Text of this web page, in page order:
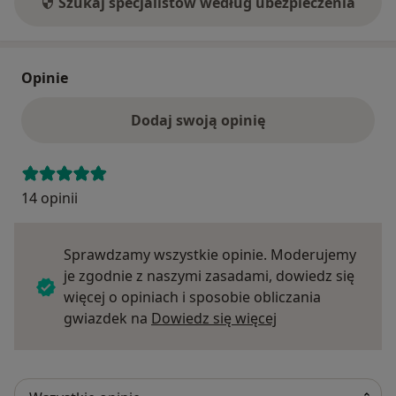
Opinie
Dodaj swoją opinię
14 opinii
Sprawdzamy wszystkie opinie. Moderujemy
je zgodnie z naszymi zasadami, dowiedz się
więcej o opiniach i sposobie obliczania
gwiazdek na Dowiedz się więcej